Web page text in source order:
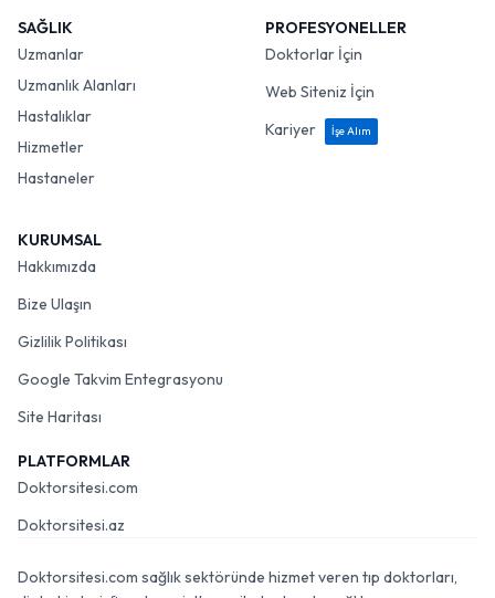
SAĞLIK
Uzmanlar
Uzmanlık Alanları
Hastalıklar
Hizmetler
Hastaneler
PROFESYONELLER
Doktorlar İçin
Web Siteniz İçin
Kariyer
İşe Alım
KURUMSAL
Hakkımızda
Bize Ulaşın
Gizlilik Politikası
Google Takvim Entegrasyonu
Site Haritası
PLATFORMLAR
Doktorsitesi.com
Doktorsitesi.az
Doktorsitesi.com sağlık sektöründe hizmet veren tıp doktorları,